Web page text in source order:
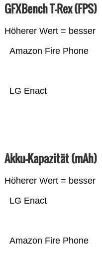
GFXBench T-Rex (FPS)
Höherer Wert = besser
LG Enact
Amazon Fire Phone
Akku-Kapazität (mAh)
Höherer Wert = besser
Amazon Fire Phone
LG Enact